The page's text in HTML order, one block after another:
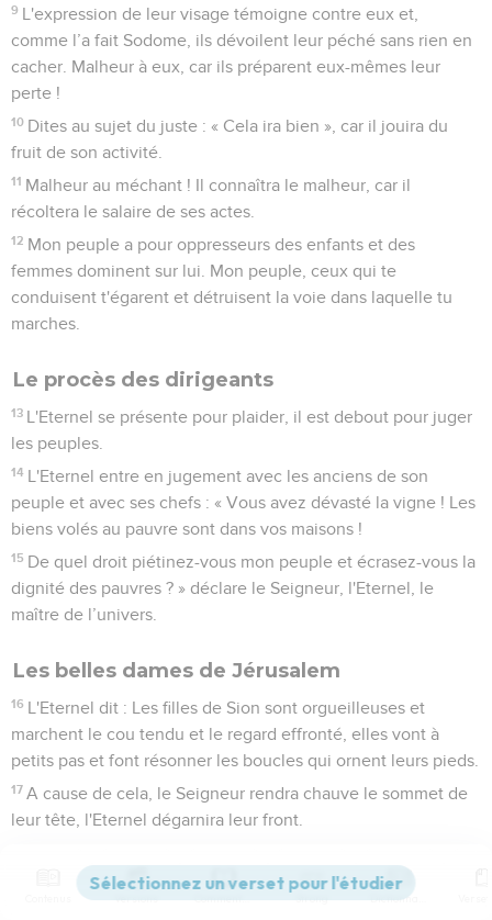
9 L'expression de leur visage témoigne contre eux et,
comme l’a fait Sodome, ils dévoilent leur péché sans rien en
cacher. Malheur à eux, car ils préparent eux-mêmes leur
perte !
10 Dites au sujet du juste : « Cela ira bien », car il jouira du
fruit de son activité.
11 Malheur au méchant ! Il connaîtra le malheur, car il
récoltera le salaire de ses actes.
12 Mon peuple a pour oppresseurs des enfants et des
femmes dominent sur lui. Mon peuple, ceux qui te
conduisent t'égarent et détruisent la voie dans laquelle tu
marches.
Le procès des dirigeants
13 L'Eternel se présente pour plaider, il est debout pour juger
les peuples.
14 L'Eternel entre en jugement avec les anciens de son
peuple et avec ses chefs : « Vous avez dévasté la vigne ! Les
biens volés au pauvre sont dans vos maisons !
15 De quel droit piétinez-vous mon peuple et écrasez-vous la
dignité des pauvres ? » déclare le Seigneur, l'Eternel, le
maître de l’univers.
Les belles dames de Jérusalem
16 L'Eternel dit : Les filles de Sion sont orgueilleuses et
marchent le cou tendu et le regard effronté, elles vont à
petits pas et font résonner les boucles qui ornent leurs pieds.
17 A cause de cela, le Seigneur rendra chauve le sommet de
leur tête, l'Eternel dégarnira leur front.
d'ornement à leurs pieds, ainsi que les filets et les croissants,
Versions Commentaires Strong